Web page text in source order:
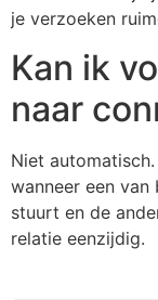
je verzoeken
Kan ik
naar
Niet
wanneer een
stuurt en de
relatie eenzijdig.